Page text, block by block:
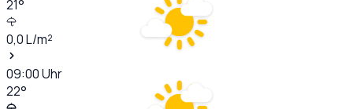
21°
0,0L/m²
09:00Uhr
22°